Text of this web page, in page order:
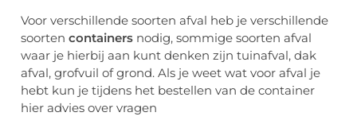
Voor verschillende soorten afval heb je verschillende
soorten containers nodig, sommige soorten afval
waar je hierbij aan kunt denken zijn tuinafval, dak
afval, grofvuil of grond. Als je weet wat voor afval je
hebt kun je tijdens het bestellen van de container
hier advies over vragen